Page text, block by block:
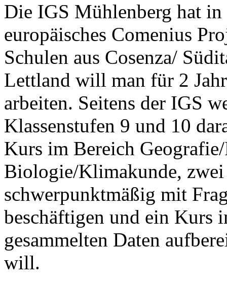
Die IGS Mühlenberg hat in
europäisches Comenius
Schulen aus Cosenza/
Lettland will man für 2
arbeiten. Seitens der IGS
Klassenstufen 9 und 10
Kurs im Bereich
Biologie/Klimakunde,
schwerpunktmäßig mit
beschäftigen und ein Kurs
gesammelten Daten
will.